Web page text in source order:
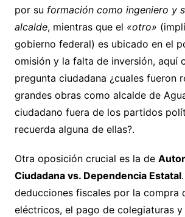
por su formación como ingeniero y
alcalde, mientras que el «otro»
gobierno federal) es ubicado en el
omisión y la falta de inversión, aquí
pregunta ciudadana ¿cuales fueron
grandes obras como alcalde de
ciudadano fuera de los partidos
recuerda alguna de ellas?.
Otra oposición crucial es la de
Ciudadana vs. Dependencia Estatal
deducciones fiscales por la compra
eléctricos, el pago de colegiaturas